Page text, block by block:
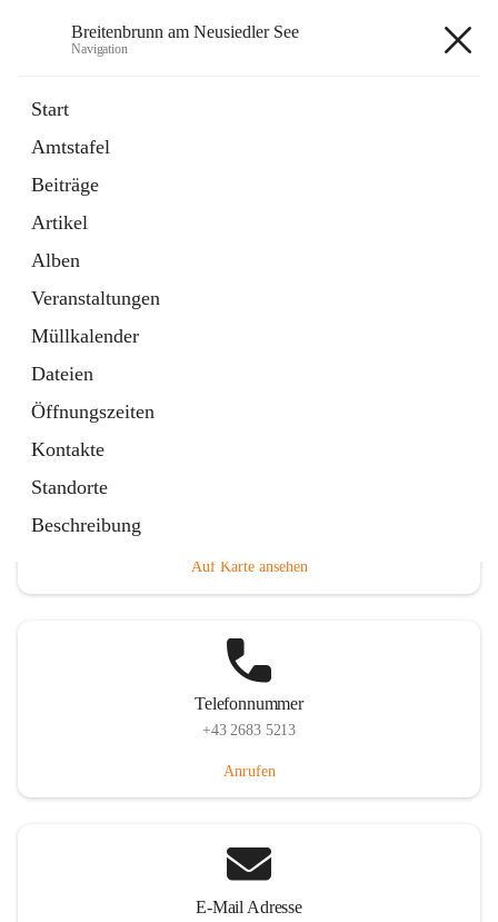
Breitenbrunn am Neusiedler See
Navigation
Start
Amtstafel
Beiträge
Artikel
Alben
Veranstaltungen
Müllkalender
Dateien
Öffnungszeiten
Kontakte
Standorte
Beschreibung
18 Schnellzugriffe
Gemeindeservice
Auf Karte ansehen
Telefonnummer
+43 2683 5213
Anrufen
E-Mail Adresse